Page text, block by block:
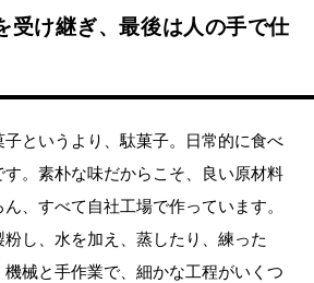
受け継ぎ、最後は人の手で仕
子というより、駄菓子。日常的に食べ
す。素朴な味だからこそ、良い原材料
、すべて自社工場で作っています。
し、水を加え、蒸したり、練った
機械と手作業で、細かな工程がいくつ